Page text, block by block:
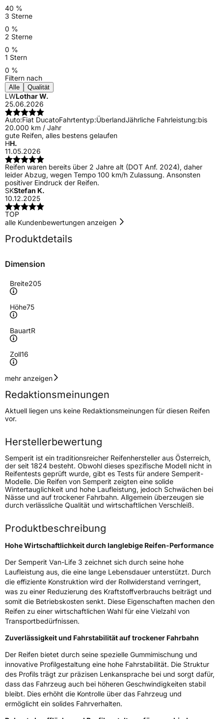
40 %
3 Sterne
0 %
2 Sterne
0 %
1 Stern
0 %
Filtern nach
Alle Qualität
LWLothar W.
25.06.2026
Auto:Fiat DucatoFahrtentyp:ÜberlandJährliche Fahrleistung:bis
20.000 km / Jahr
gute Reifen, alles bestens gelaufen
HH.
11.05.2026
Reifen waren bereits über 2 Jahre alt (DOT Anf. 2024), daher
leider Abzug, wegen Tempo 100 km/h Zulassung. Ansonsten
positiver Eindruck der Reifen.
SKStefan K.
10.12.2025
TOP
alle Kundenbewertungen anzeigen
Produktdetails
Dimension
Breite205
Höhe75
BauartR
Zoll16
Geschwindigkeitsindex
Höchstgeschwindigkeit
170 km/h
Lastindex113
Höchstlast1150 kg
Gewicht (in kg) 15,80 kg
Generelle Merkmale
FahrzeugtypTransporter
ModellnameVan Life 3
FahrzeugartTransporter
Weitere Eigenschaften
SchlauchtypTL
ZustandNeureifen
C-ReifenJa
EU Label
EffizienzC
mehr anzeigen
Redaktionsmeinungen
Aktuell liegen uns keine Redaktionsmeinungen für diesen Reifen
vor.
Herstellerbewertung
Semperit ist ein traditionsreicher Reifenhersteller aus Österreich,
der seit 1824 besteht. Obwohl dieses spezifische Modell nicht in
Reifentests geprüft wurde, gibt es Tests für andere Semperit-
Modelle. Die Reifen von Semperit zeigten eine solide
Wintertauglichkeit und hohe Laufleistung, jedoch Schwächen bei
Nässe und auf trockener Fahrbahn. Allgemein überzeugen sie
durch verlässliche Qualität und wirtschaftlichen Verschleiß.
Produktbeschreibung
Hohe Wirtschaftlichkeit durch langlebige Reifen-Performance
Der Semperit Van-Life 3 zeichnet sich durch seine hohe
Laufleistung aus, die eine lange Lebensdauer unterstützt. Durch
die effiziente Konstruktion wird der Rollwiderstand verringert,
was zu einer Reduzierung des Kraftstoffverbrauchs beiträgt und
somit die Betriebskosten senkt. Diese Eigenschaften machen den
Reifen zu einer wirtschaftlichen Wahl für eine Vielzahl von
Transportbedürfnissen.
Zuverlässigkeit und Fahrstabilität auf trockener Fahrbahn
Der Reifen bietet durch seine spezielle Gummimischung und
innovative Profilgestaltung eine hohe Fahrstabilität. Die Struktur
des Profils trägt zur präzisen Lenkansprache bei und sorgt dafür,
dass das Fahrzeug auch bei höheren Geschwindigkeiten stabil
bleibt. Dies erhöht die Kontrolle über das Fahrzeug und
ermöglicht ein solides Fahrverhalten.